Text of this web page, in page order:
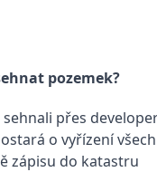
pozemek?
přes
o vyřízení všech
zápisu do katastru